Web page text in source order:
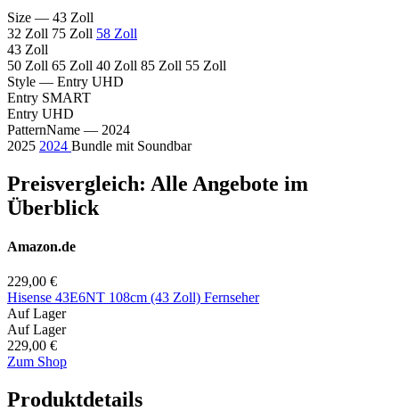
Size — 43 Zoll
32 Zoll 75 Zoll 58 Zoll
43 Zoll
50 Zoll 65 Zoll 40 Zoll 85 Zoll 55 Zoll
Style — Entry UHD
Entry SMART
Entry UHD
PatternName — 2024
2025 2024 Bundle mit Soundbar
Preisvergleich: Alle Angebote im
Überblick
Amazon.de
229,00 €
Hisense 43E6NT 108cm (43 Zoll) Fernseher
Auf Lager
Auf Lager
229,00 €
Zum Shop
Produktdetails